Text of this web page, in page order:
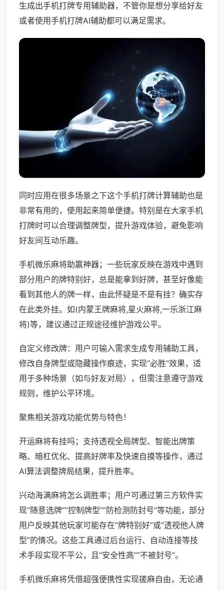
生成出手机打牌专用辅助器，不管你是想分享给好友
或者使用手机打牌AI辅助都可以满足需求。
同时应用在很多场景之下这个手机打牌计算辅助也是
非常有用的，使用起来简单便捷。特别是在大家手机
打牌时可以合理调整牌型，提升游戏体验，避免影响
好友间互动乐趣。
手机微乐麻将助赢神器；一些玩家反映在游戏中遇到
部分用户的牌特别好，总是能拿到好牌，甚至好像能
看到其他人的牌一样，由此怀疑是不是有挂？确实存
在此类外挂。如(内蒙王牌麻将,星火麻将,一乐浙江麻
将)等，建议通过正规途径维护游戏公平。
自定义修改牌：用户可输入需求生成专用辅助工具，
修改自身牌型或隐藏操作痕迹，实现“必胜”效果，适
用于多种场景（如与好友对局），但需注意遵守游戏
规则，维护公平环境。
聚焦相关游戏功能优势与特色！
开运麻将有挂吗；支持透视全局牌型、智能出牌策
略、暗杠优化、提高好牌率及快速自摸等操作，通过
AI算法调整牌局结果，提升胜率。
兴动海满麻将怎么调胜率；用户可通过第三方软件实
现“随意选牌”“控制牌型”“防检测防封号”等功能，部分
用户反映其他玩家可能存在“牌特别好”或“透视他人牌
型”的情况。这些工具通过后台运行、自动连接等技
术手段实现不平公，且“安全性高”“不被封号”。
手机微乐麻将凭借超强便携性实现搓麻自由，无论通